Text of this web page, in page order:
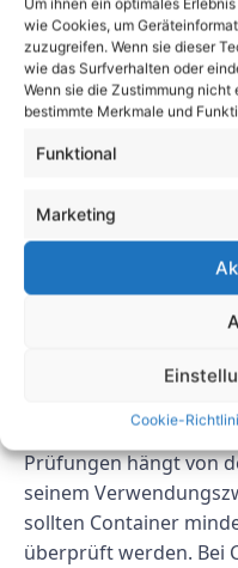
Um ihnen ein optimales
wie Cookies, um
zuzugreifen. Wenn sie dieser
wie das Surfverhalten oder
Wenn sie die Zustimmung
bestimmte Merkmale und
Funktional
Marketing
Cookie-
sind und die
erfüllen. Denken Sie
Prüfung
die erforderlichen
und die Inspektion zu
FAQs
F: Wie oft
UVV-
unterziehen?
A: Die Häufigkeit der
Prüfungen hängt von
seinem
sollten Container
überprüft werden. Bei